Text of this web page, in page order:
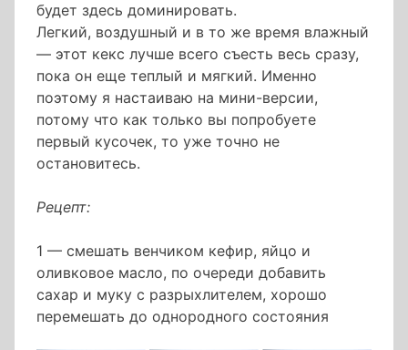
будет здесь доминировать.
Легкий, воздушный и в то же время влажный
— этот кекс лучше всего съесть весь сразу,
пока он еще теплый и мягкий. Именно
поэтому я настаиваю на мини-версии,
потому что как только вы попробуете
первый кусочек, то уже точно не
остановитесь.
Рецепт:
1 — смешать венчиком кефир, яйцо и
оливковое масло, по очереди добавить
сахар и муку с разрыхлителем, хорошо
перемешать до однородного состояния